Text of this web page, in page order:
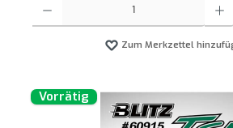
Zum Merkzettel
Vorrätig